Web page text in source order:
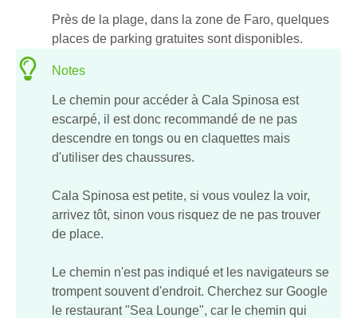
Près de la plage, dans la zone de Faro, quelques
places de parking gratuites sont disponibles.
Notes
Le chemin pour accéder à Cala Spinosa est
escarpé, il est donc recommandé de ne pas
descendre en tongs ou en claquettes mais
d'utiliser des chaussures.
Cala Spinosa est petite, si vous voulez la voir,
arrivez tôt, sinon vous risquez de ne pas trouver
de place.
Le chemin n'est pas indiqué et les navigateurs se
trompent souvent d'endroit. Cherchez sur Google
le restaurant "Sea Lounge", car le chemin qui